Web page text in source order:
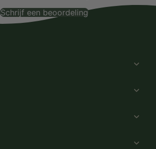
Schrijf een beoordeling